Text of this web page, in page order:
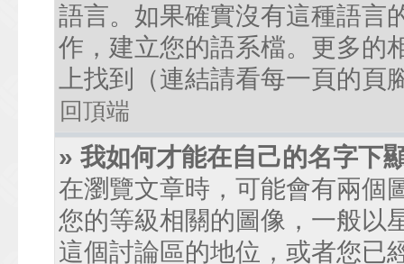
語言。如果確實沒有這種語言
作，建立您的語系檔。更多的
上找到（連結請看每一頁的頁
回頂端
» 我如何才能在自己的名字下
在瀏覽文章時，可能會有兩個
您的等級相關的圖像，一般以
這個討論區的地位，或者您已